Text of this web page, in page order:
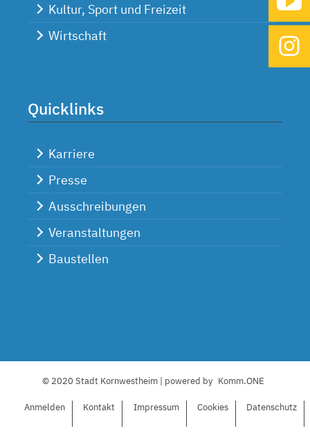
Kultur, Sport und Freizeit
Wirtschaft
Quicklinks
Karriere
Presse
Ausschreibungen
Veranstaltungen
Baustellen
© 2020 Stadt Kornwestheim | powered by Komm.ONE
Anmelden Kontakt Impressum Cookies Datenschutz